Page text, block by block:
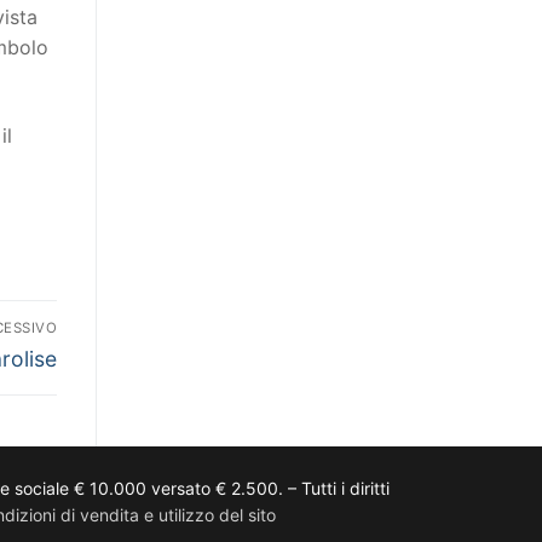
sociale € 10.000 versato € 2.500. – Tutti i diritti
di vendita e utilizzo del sito